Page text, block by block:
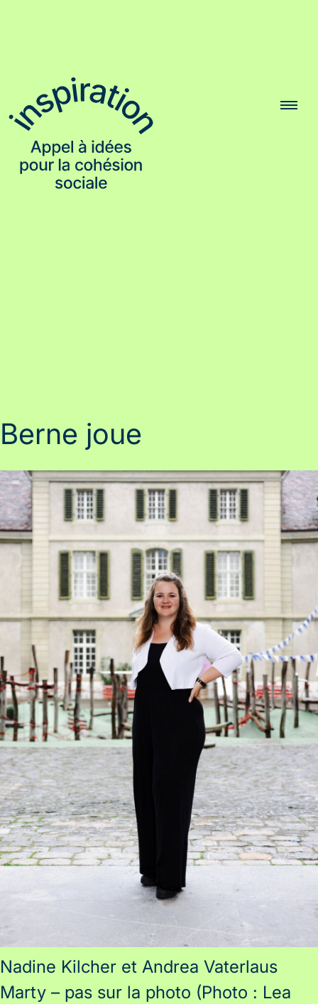
Déroulement
Berne joue
Nadine Kilcher et Andrea Vaterlaus
Marty – pas sur la photo (Photo : Lea